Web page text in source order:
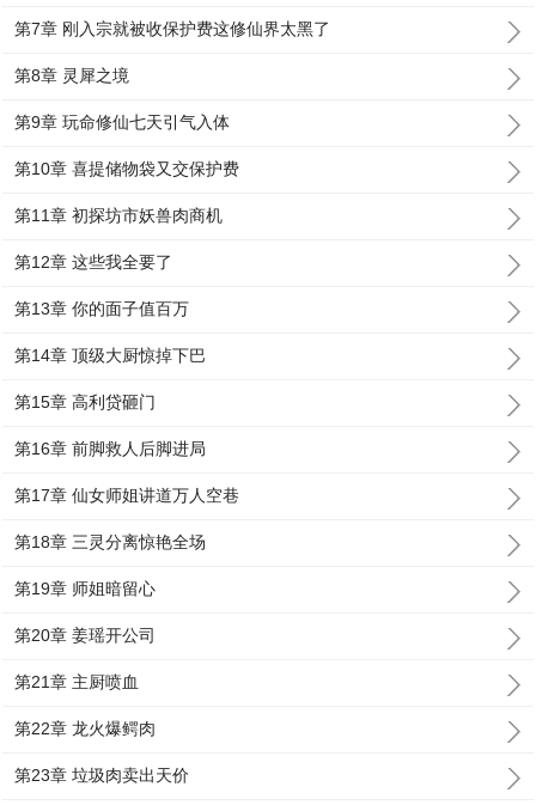
第7章 刚入宗就被收保护费这修仙界太黑了
第8章 灵犀之境
第9章 玩命修仙七天引气入体
第10章 喜提储物袋又交保护费
第11章 初探坊市妖兽肉商机
第12章 这些我全要了
第13章 你的面子值百万
第14章 顶级大厨惊掉下巴
第15章 高利贷砸门
第16章 前脚救人后脚进局
第17章 仙女师姐讲道万人空巷
第18章 三灵分离惊艳全场
第19章 师姐暗留心
第20章 姜瑶开公司
第21章 主厨喷血
第22章 龙火爆鳄肉
第23章 垃圾肉卖出天价